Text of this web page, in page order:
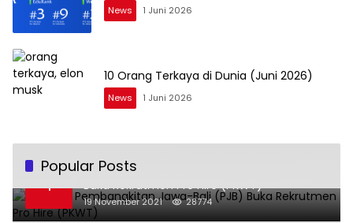
News 1 Juni 2026
10 Orang Terkaya di Dunia (Juni 2026)
News 1 Juni 2026
Popular Posts
1
BUMN PT Pembangkitan Jawa-Bali (PJB)
Buka Rekrutmen Pro Hire (PKWT)
19 November 2021 28774